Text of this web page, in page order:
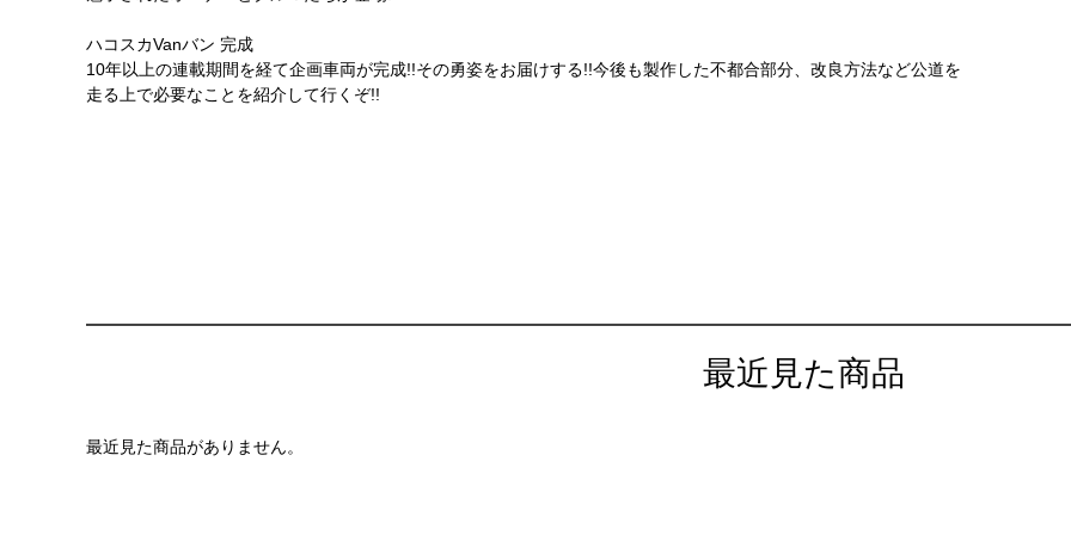
ハコスカVanバン 完成
10年以上の連載期間を経て企画車両が完成!!その勇姿をお届けする!!今後も製作した不都合部分、改良方法など公道を
走る上で必要なことを紹介して行くぞ!!
最近見た商品
最近見た商品がありません。